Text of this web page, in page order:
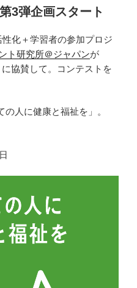
3弾企画スタート
性化＋学習者の参加プロジ
ト研究所＠ジャパンが
に協賛して。コンテストを
人に健康と福祉を」。